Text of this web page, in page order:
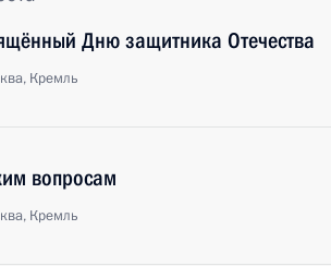
Дню защитника Отечества
Кремль
вопросам
Кремль